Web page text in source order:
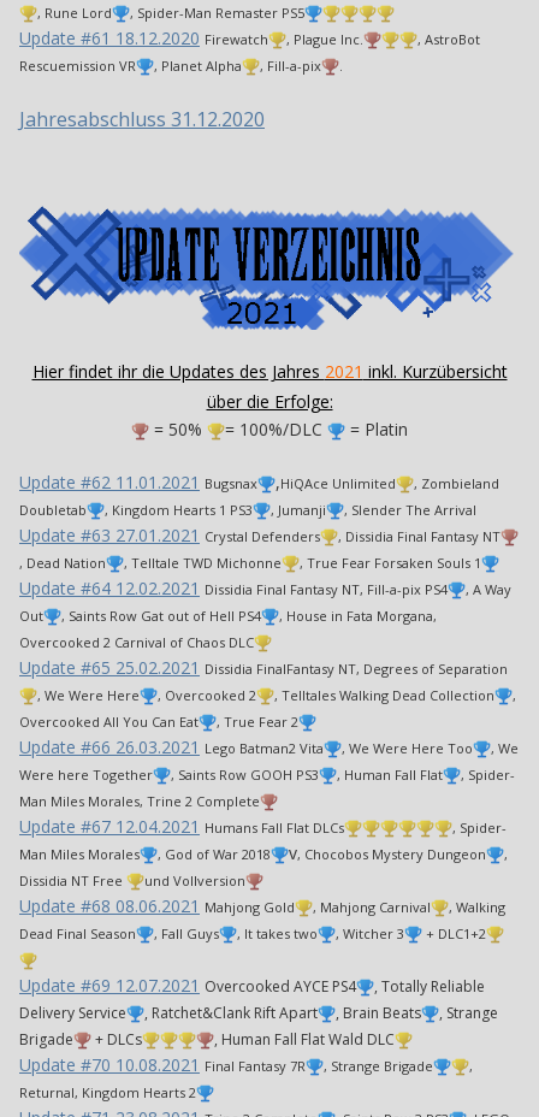
, Rune Lord
, Spider-Man Remaster PS5
Update #61 18.12.2020 Firewatch , Plague Inc.
, AstroBot
Rescuemission VR
, Planet Alpha , Fill-a-pix .
Jahresabschluss 31.12.2020
Hier findet ihr die Updates des Jahres 2021 inkl. Kurzübersicht
über die Erfolge:
= 50%
= 100%/DLC = Platin
Update #62 11.01.2021 Bugsnax ,HiQAce Unlimited
, Zombieland
Doubletab
, Kingdom Hearts 1 PS3 , Jumanji , Slender The Arrival
Update #63 27.01.2021 Crystal Defenders
, Dissidia Final Fantasy NT
, Dead Nation
, Telltale TWD Michonne , True Fear Forsaken Souls 1
Update #64 12.02.2021 Dissidia Final Fantasy NT, Fill-a-pix PS4
, A Way
Out
, Saints Row Gat out of Hell PS4
, House in Fata Morgana,
Overcooked 2 Carnival of Chaos DLC
Update #65 25.02.2021 Dissidia FinalFantasy NT, Degrees of Separation
, We Were Here
, Overcooked 2 , Telltales Walking Dead Collection
,
Overcooked All You Can Eat
, True Fear 2
Update #66 26.03.2021 Lego Batman2 Vita , We Were Here Too
, We
Were here Together
, Saints Row GOOH PS3 , Human Fall Flat
, Spider-
Man Miles Morales, Trine 2 Complete
Update #67 12.04.2021 Humans Fall Flat DLCs
, Spider-
Man Miles Morales
, God of War 2018 v, Chocobos Mystery Dungeon
,
Dissidia NT Free
und Vollversion
Update #68 08.06.2021 Mahjong Gold , Mahjong Carnival
, Walking
Dead Final Season
, Fall Guys , It takes two , Witcher 3 + DLC1+2
Update #69 12.07.2021 Overcooked AYCE PS4
, Totally Reliable
Delivery Service
, Ratchet&Clank Rift Apart , Brain Beats
, Strange
Brigade
+ DLCs , Human Fall Flat Wald DLC
Update #70 10.08.2021 Final Fantasy 7R , Strange Brigade
,
Returnal, Kingdom Hearts 2